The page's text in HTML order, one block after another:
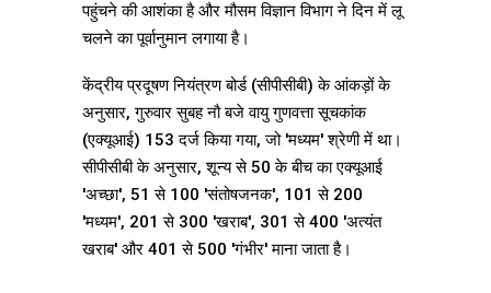
पहुंचने की आशंका है और मौसम विज्ञान विभाग ने दिन में लू
चलने का पूर्वानुमान लगाया है।
केंद्रीय प्रदूषण नियंत्रण बोर्ड (सीपीसीबी) के आंकड़ों के
अनुसार, गुरुवार सुबह नौ बजे वायु गुणवत्ता सूचकांक
(एक्यूआई) 153 दर्ज किया गया, जो 'मध्यम' श्रेणी में था।
सीपीसीबी के अनुसार, शून्य से 50 के बीच का एक्यूआई
'अच्छा', 51 से 100 'संतोषजनक', 101 से 200
'मध्यम', 201 से 300 'खराब', 301 से 400 'अत्यंत
खराब' और 401 से 500 'गंभीर' माना जाता है।